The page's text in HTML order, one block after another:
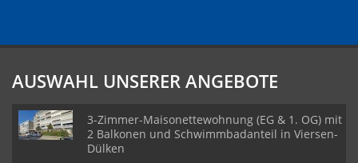
AUSWAHL UNSERER ANGEBOTE
3-Zimmer-Maisonettewohnung (EG & 1. OG) mit
2 Balkonen und Schwimmbadanteil in Viersen-
Dülken